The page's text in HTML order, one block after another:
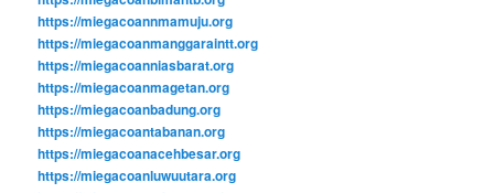
https://miegacoannmamuju.org
https://miegacoanmanggaraintt.org
https://miegacoanniasbarat.org
https://miegacoanmagetan.org
https://miegacoanbadung.org
https://miegacoantabanan.org
https://miegacoanacehbesar.org
https://miegacoanluwuutara.org